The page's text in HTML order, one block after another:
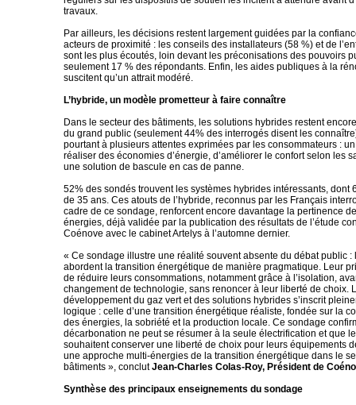
travaux.
Par ailleurs, les décisions restent largement guidées par la
acteurs de proximité : les conseils des installateurs (58 %) et de
sont les plus écoutés, loin devant les préconisations des pouvoirs
seulement 17 % des répondants. Enfin, les aides publiques à la
suscitent qu’un attrait modéré.
L’hybride, un modèle prometteur à faire connaître
Dans le secteur des bâtiments, les solutions hybrides restent
du grand public (seulement 44% des interrogés disent les
pourtant à plusieurs attentes exprimées par les consommateurs :
réaliser des économies d’énergie, d’améliorer le confort selon les
une solution de bascule en cas de panne.
52% des sondés trouvent les systèmes hybrides intéressants, dont
de 35 ans. Ces atouts de l’hybride, reconnus par les Français
cadre de ce sondage, renforcent encore davantage la pertinence
énergies, déjà validée par la publication des résultats de l’étude
Coénove avec le cabinet Artelys à l’automne dernier.
« Ce sondage illustre une réalité souvent absente du débat public :
abordent la transition énergétique de manière pragmatique. Leur
de réduire leurs consommations, notamment grâce à l’isolation,
changement de technologie, sans renoncer à leur liberté de choix.
développement du gaz vert et des solutions hybrides s’inscrit
logique : celle d’une transition énergétique réaliste, fondée sur la
des énergies, la sobriété et la production locale. Ce sondage
décarbonation ne peut se résumer à la seule électrification et que
souhaitent conserver une liberté de choix pour leurs équipements
une approche multi-énergies de la transition énergétique dans le
bâtiments », conclutJean-Charles Colas-Roy, Président de
Synthèse des principaux enseignements du sondage